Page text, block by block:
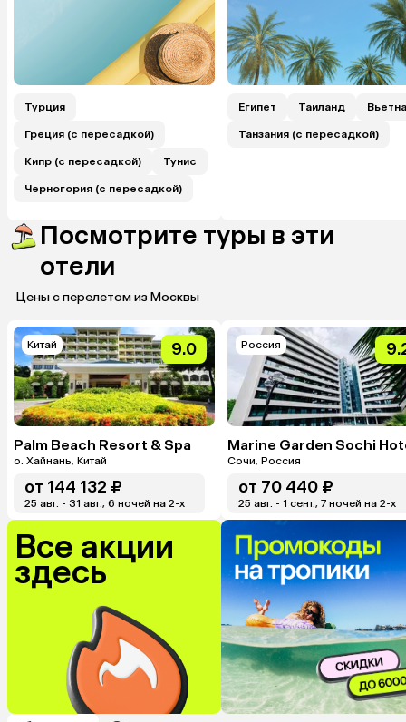
Турция
Греция (с пересадкой)
Кипр (с пересадкой) Тунис
Черногория (с пересадкой)
Египет Таиланд
Танзания (с пересадкой)
Посмотрите туры в эти
отели
Цены с перелетом из Москвы
Китай 9.0
Palm Beach Resort & Spa
о. Хайнань, Китай
от 144 132 ₽
25 авг. - 31 авг., 6 ночей на 2-x
Россия
Сочи, Россия
от 70 440 ₽
25 авг. - 1 сент., 7 ночей на 2-x
Все акции
здесь